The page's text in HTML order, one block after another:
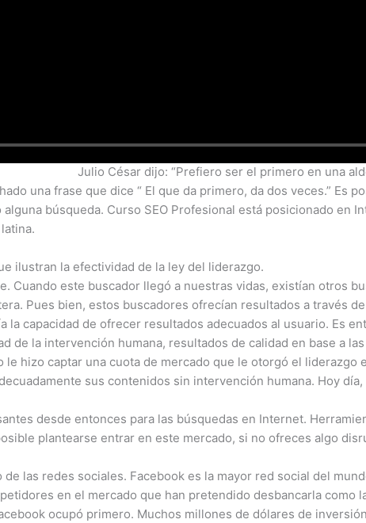
Julio César dijo: “Prefiero ser el primero en una
una frase que dice “ El que da primero, da dos veces.” Es
búsqueda. Curso SEO Profesional está posicionado
ilustran la efectividad de la ley del liderazgo.
Cuando este buscador llegó a nuestras vidas, existían otros
Pues bien, estos buscadores ofrecían resultados a través
la capacidad de ofrecer resultados adecuados al usuario. Es
de la intervención humana, resultados de calidad en base a
le hizo captar una cuota de mercado que le otorgó el
sus contenidos sin intervención humana. Hoy
desde entonces para las búsquedas en Internet.
plantearse entrar en este mercado, si no ofreces algo
las redes sociales. Facebook es la mayor red social del
en el mercado que han pretendido desbancarla
ocupó primero. Muchos millones de dólares de